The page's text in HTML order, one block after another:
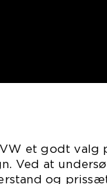
et godt valg
Ved at
og